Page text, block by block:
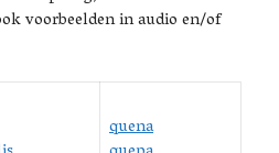
voorbeelden in audio en/of
quena